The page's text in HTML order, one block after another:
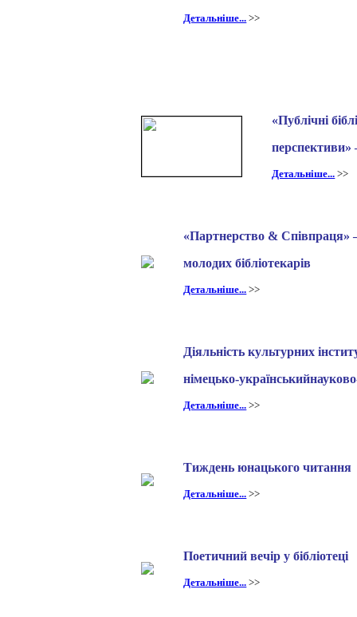
Детальніше... >>
«Публічні
перспективи»
Детальніше... >>
«Партнерство & Співпраця»
молодих бібліотекарів
Детальніше... >>
Діяльність культурних
німецько-
Детальніше... >>
Тиждень юнацького читання
Детальніше... >>
Поетичний вечір у бібліотеці
Детальніше... >>